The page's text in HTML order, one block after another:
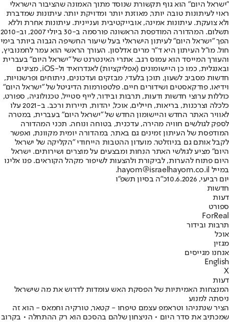
"ישראל היום" הוא גוף תקשורת שנוסד מתוך האמונה שהציבור הישראלי
ראוי לעיתונות טובה יותר, מאוזנת יותר ומדויקת יותר. עיתונות שמדברת
ולא צועקת. עיתונות אמינה, אובייקטיבית ועניינית. עיתונות אחרת וללא
תשלום. המהדורה המודפסת הראשונה פורסמה ב-30 ביולי 2007, וב-2010
הפך "ישראל היום" לעיתון הישראלי בעל שיעור החשיפה הגבוה ביותר בימי
חול. מו"ל העיתון היא ד"ר מרים אדלסון. העורך הראשי הוא עמר לחמנוביץ,
והעורך המייסד הוא עמוס רגב. אתרי האינטרנט של "ישראל היום" בעברית
ובאנגלית, כמו כן היישומונים (אפליקציות) לאנדרואיד ול-iOS, מציגים
חדשות מסביב לשעון, תוכן בלעדי, מבזקים ועדכונים, ניתוחים ופרשנויות,
וידיאו, פודקאסטים ושידורים חיים. פלטפורמות הדיגיטל של "ישראל היום"
כוללות ערוצי חדשות ודעות, תרבות ובידור, לייף סטייל, טכנולוגיה, ספורט,
כלכלה וצרכנות, בריאות, חיילים, אוכל, יהדות, תיירות ורכב. ב-2021 עלו
לאוויר האתר החדש והיישומון החדש של "ישראל היום" בעברית, במטרה
לספק לגולשים חוויה מהירה, עדכנית, בטוחה ונוחה. תכני המהדורה
המודפסת של העיתון זמינים גם באתר, במהדורה יומית מקוונת, ואפשר
לקבל אותם גם בניוזלטר. מועדון ההטבות הייחודי "הקליקה של ישראל
היום" מציע לגולשי האתר הנחות ומבצעים על מוצרים ושירותים. ישראל
היום פתוח להערות, לביקורת ולהצעות לשיפור מקהל הקוראים. פנו אלינו
במייל hayom@israelhayom.co.il.
יום רביעי, 10.6.2026
כ"ה בסיון תשפ"ו
חדשות
דעות
ספורט
ForReal
תרבות ובידור
אוכל
מגזין
אנחנו מגייסים
English
X
דעות
המנצחות האמיתיות של הפסקת האש עומדות לדרוש את מה שישראל
ניסתה למנוע
הציר שנתניהו וטראמפ עצמם טיפחו - קטאר, טורקיה וחמאס - הוא זה
שמכתיב את סדר היום • הניצחון שלהם בהסכם הוא רק ההתחלה • בקרוב